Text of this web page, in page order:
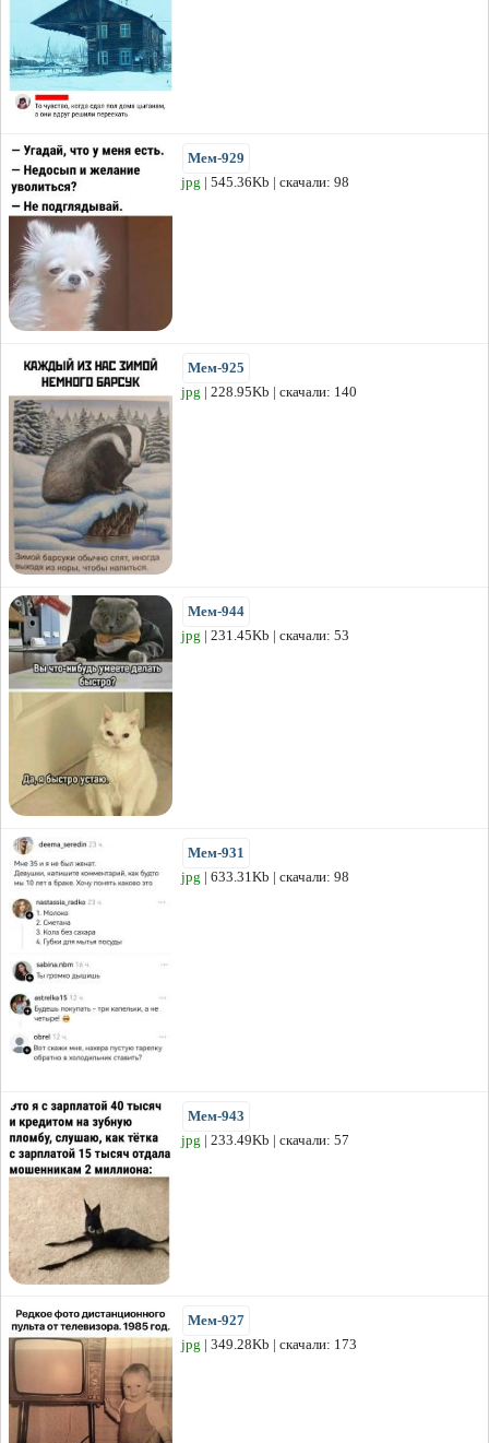
Мем-929
jpg | 545.36Kb | скачали: 98
Мем-925
jpg | 228.95Kb | скачали: 140
Мем-944
jpg | 231.45Kb | скачали: 53
Мем-931
jpg | 633.31Kb | скачали: 98
Мем-943
jpg | 233.49Kb | скачали: 57
Мем-927
jpg | 349.28Kb | скачали: 173